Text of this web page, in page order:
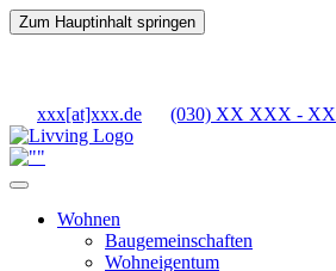
Zum Hauptinhalt springen
xxx[at]xxx.de (030) XX XXX - XX
Wohnen
Baugemeinschaften
Wohneigentum